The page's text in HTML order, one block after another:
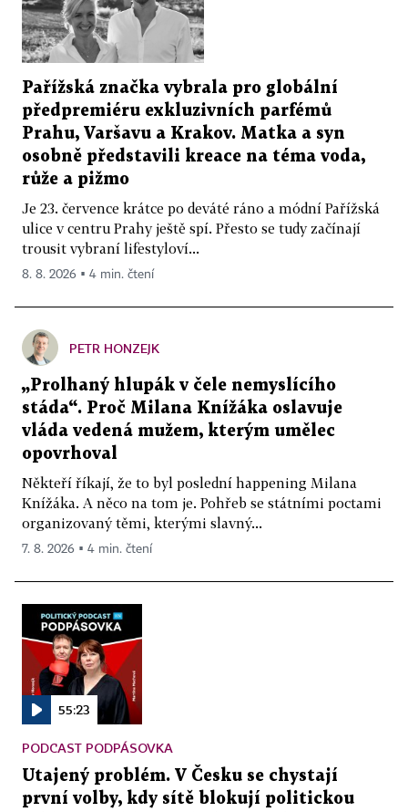
Pařížská značka vybrala pro globální
předpremiéru exkluzivních parfémů
Prahu, Varšavu a Krakov. Matka a syn
osobně představili kreace na téma voda,
růže a pižmo
Je 23. července krátce po deváté ráno a módní Pařížská
ulice v centru Prahy ještě spí. Přesto se tudy začínají
trousit vybraní lifestyloví...
8. 8. 2026 ▪ 4 min. čtení
PETR HONZEJK
„Prolhaný hlupák v čele nemyslícího
stáda“. Proč Milana Knížáka oslavuje
vláda vedená mužem, kterým umělec
opovrhoval
Někteří říkají, že to byl poslední happening Milana
Knížáka. A něco na tom je. Pohřeb se státními poctami
organizovaný těmi, kterými slavný...
7. 8. 2026 ▪ 4 min. čtení
55:23
PODCAST PODPÁSOVKA
Utajený problém. V Česku se chystají
první volby, kdy sítě blokují politickou